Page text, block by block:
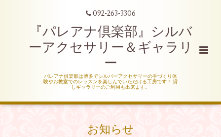
092-263-3306
『パレアナ倶楽部』シルバ
ーアクセサリー＆ギャラリ
ー
パレアナ俱楽部は博多でシルバーアクセサリーの手づくり体
験やお教室でのレッスンを楽しんでいただける工房です！ 貸
しギャラリーのご利用も出来ます。
お知らせ